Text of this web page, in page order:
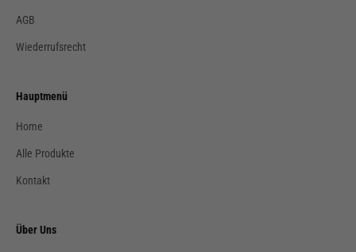
AGB
Wiederrufsrecht
Hauptmenü
Home
Alle Produkte
Kontakt
Über Uns